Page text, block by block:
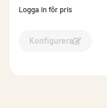
Logga in för pris
Konfigurera
Konfigurera